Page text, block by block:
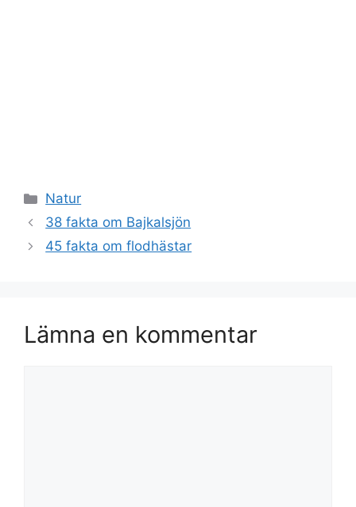
Kategorier
Natur
38 fakta om Bajkalsjön
45 fakta om flodhästar
Lämna en kommentar